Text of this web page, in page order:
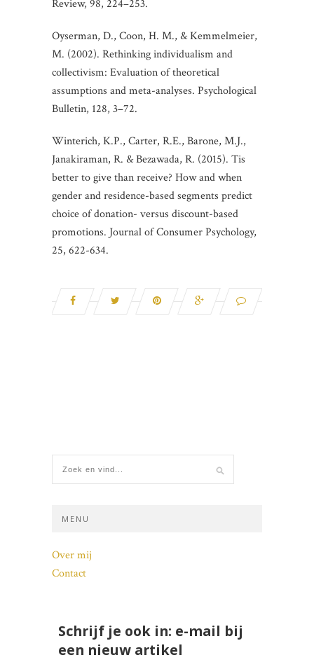
Review, 98, 224–253.
Oyserman, D., Coon, H. M., & Kemmelmeier,
M. (2002). Rethinking individualism and
collectivism: Evaluation of theoretical
assumptions and meta-analyses. Psychological
Bulletin, 128, 3–72.
Winterich, K.P., Carter, R.E., Barone, M.J.,
Janakiraman, R. & Bezawada, R. (2015). Tis
better to give than receive? How and when
gender and residence-based segments predict
choice of donation- versus discount-based
promotions. Journal of Consumer Psychology,
25, 622-634.
MENU
Over mij
Contact
Schrijf je ook in: e-mail bij
een nieuw artikel